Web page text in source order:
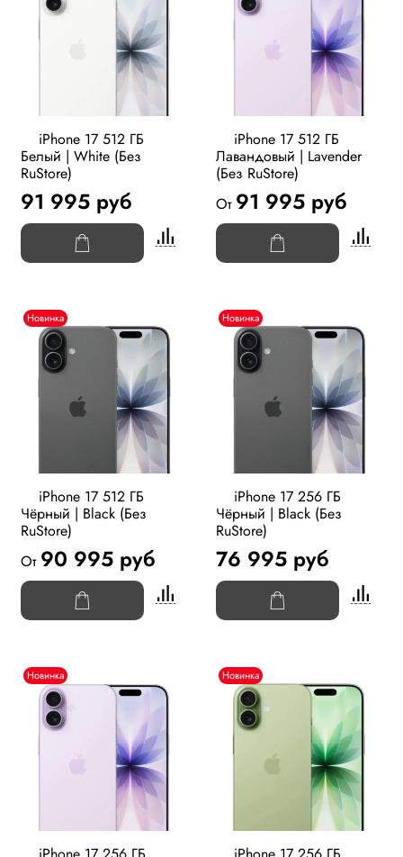
iPhone 17 512 ГБ
Белый | White (Без
RuStore)
91 995 руб
iPhone 17 512 ГБ
Лавандовый | Lavender
(Без RuStore)
От 91 995 руб
Новинка
iPhone 17 512 ГБ
Чёрный | Black (Без
RuStore)
От 90 995 руб
Новинка
iPhone 17 256 ГБ
Чёрный | Black (Без
RuStore)
76 995 руб
Новинка Новинка